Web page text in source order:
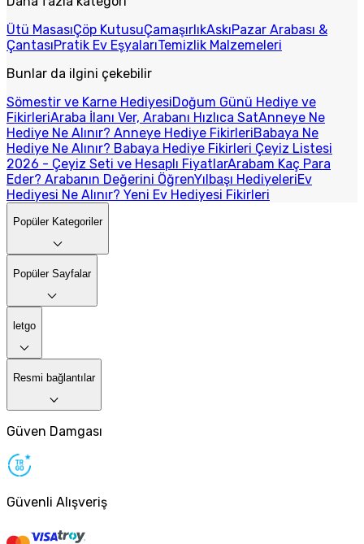
Ütü MasasıÇöp KutusuÇamaşırlıkAskıPazar Arabası &
ÇantasıPratik Ev EşyalarıTemizlik Malzemeleri
Bunlar da ilgini çekebilir
Sömestir ve Karne HediyesiDoğum Günü Hediye ve
FikirleriAraba İlanı Ver, Arabanı Hızlıca SatAnneye Ne
Hediye Ne Alınır? Anneye Hediye FikirleriBabaya Ne
Hediye Ne Alınır? Babaya Hediye Fikirleri Çeyiz Listesi
2026 - Çeyiz Seti ve Hesaplı FiyatlarArabam Kaç Para
Eder? Arabanın Değerini ÖğrenYılbaşı HediyeleriEv
Hediyesi Ne Alınır? Yeni Ev Hediyesi Fikirleri
Popüler Kategoriler
Popüler Sayfalar
letgo
Resmi bağlantılar
Güven Damgası
Güvenli Alışveriş